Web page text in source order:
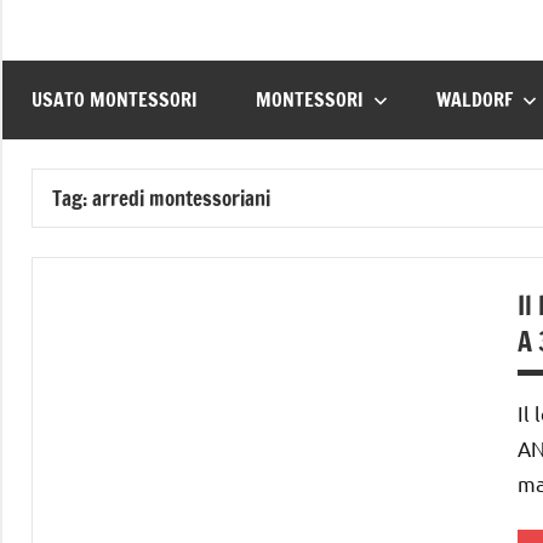
USATO MONTESSORI MONTESSORI WALDORF
Tag:arredi montessoriani
Il
A
Il